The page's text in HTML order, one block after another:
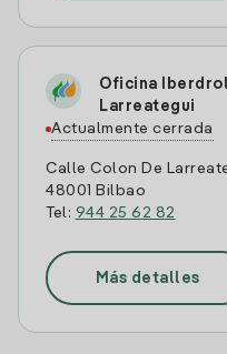
Oficina
Larreategui
Actualmente cerrada
Calle Colon De
48001 Bilbao
Tel: 944 25 62 82
Más detalles